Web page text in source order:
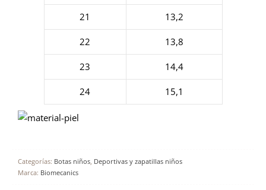
21 13,2
22 13,8
23 14,4
24 15,1
Categorías: Botas niños, Deportivas y zapatillas niños
Marca: Biomecanics